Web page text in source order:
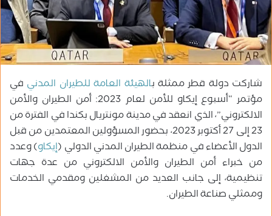
ر
و
ن
ي
ا
شاركت دولة قطر ممثلة بالهيئة العامة للطيران المدني في
مؤتمر “أسبوع إيكاو للأمن لعام 2023: أمن الطيران والأمن
الالكتروني”، الذي انعقد في مدينة مونتريال بكندا في الفترة من
23 إلى 27 أكتوبر 2023، بحضور المسؤولين المعتمدين من قبل
الدول الأعضاء في منظمة الطيران المدني الدولي (إيكاو) وعدد
من خبراء أمن الطيران والأمن الالكتروني من عدة جهات
تنظيمية، إلى جانب العديد من المشغلين ومقدمي الخدمات
وممثلي صناعة الطيران.